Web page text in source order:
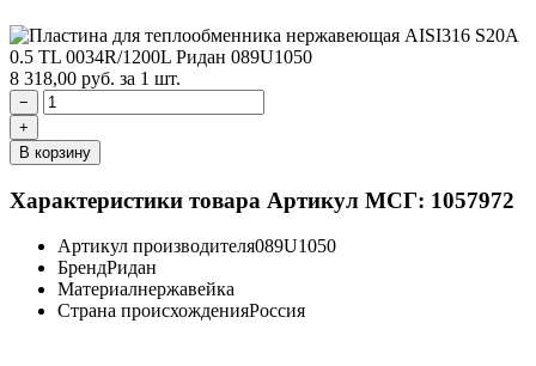
8 318,00 руб. за 1 шт.
−
+
В корзину
Характеристики товара Артикул МСГ: 1057972
Артикул производителя089U1050
БрендРидан
Материалнержавейка
Страна происхожденияРоссия